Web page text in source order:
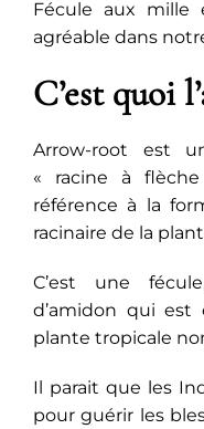
Fécule aux
agréable dans
C’est quoi
Arrow-root est
« racine à
référence à la
racinaire de la
C’est une
d’amidon qui est
plante tropicale
Il parait que les
pour guérir les